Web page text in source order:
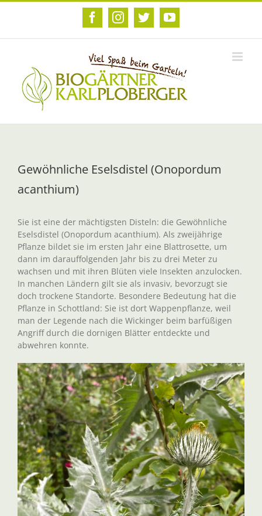
Zum
FacebookInstagram
TwitterYouTube
Gewöhnliche Eselsdistel (Onopordum
acanthium)
Sie ist eine der mächtigsten Disteln: die Gewöhnliche
Eselsdistel (Onopordum acanthium). Als zweijährige
Pflanze bildet sie im ersten Jahr eine Blattrosette, um
dann im darauffolgenden Jahr bis zu drei Meter zu
wachsen und mit ihren Blüten viele Insekten anzulocken.
In manchen Ländern gilt sie als invasiv, bevorzugt sie
doch trockene Standorte. Besondere Bedeutung hat die
Pflanze in Schottland: Sie ist dort Wappenpflanze, weil
man der Legende nach die Wickinger beim barfüßigen
Angriff durch die dornigen Blätter entdeckte und
abwehren konnte.